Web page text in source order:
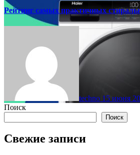
Рейтинг самых практичных
techno 15 июня
Поиск
Поиск
Свежие записи